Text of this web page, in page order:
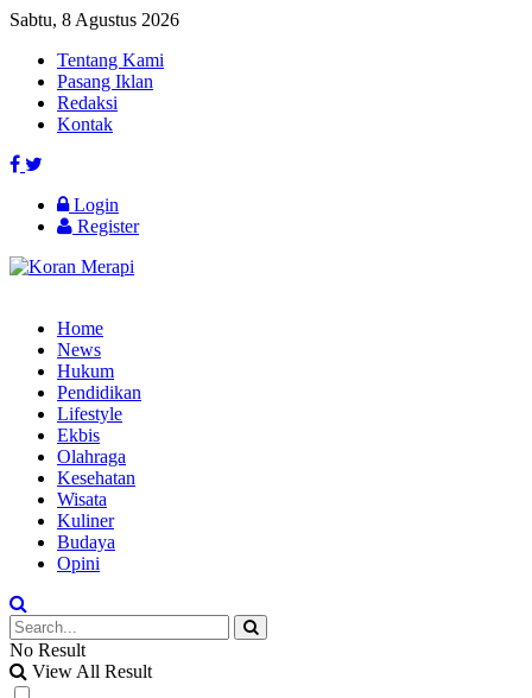
Sabtu, 8 Agustus 2026
Tentang Kami
Pasang Iklan
Redaksi
Kontak
Login
Register
Home
News
Hukum
Pendidikan
Lifestyle
Ekbis
Olahraga
Kesehatan
Wisata
Kuliner
Budaya
Opini
No Result
View All Result